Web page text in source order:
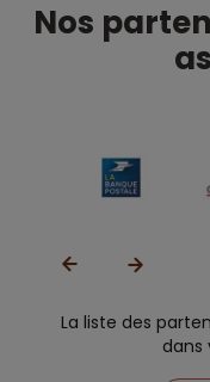
Nos
La liste des
dans